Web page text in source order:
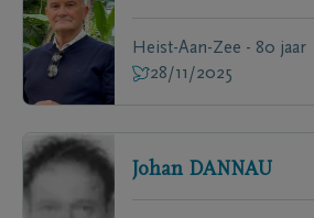
Heist-Aan-Zee - 80 jaar
28/11/2025
Johan DANNAU